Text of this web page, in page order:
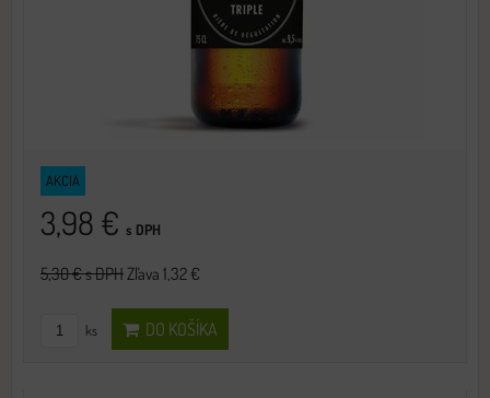
AKCIA
3,98 € s DPH
5,30 €s DPH Zľava 1,32 €
ks DO KOŠÍKA